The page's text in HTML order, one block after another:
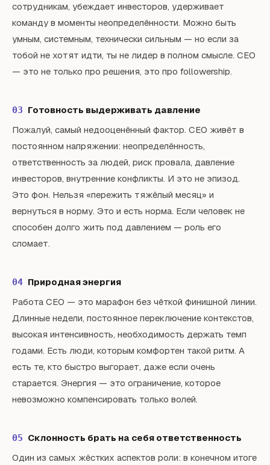
сотрудникам, убеждает инвесторов, удерживает
команду в моменты неопределённости. Можно быть
умным, системным, технически сильным — но если за
тобой не хотят идти, ты не лидер в полном смысле. CEO
— это не только про решения, это про followership.
03 Готовность выдерживать давление
Пожалуй, самый недооценённый фактор. CEO живёт в
постоянном напряжении: неопределённость,
ответственность за людей, риск провала, давление
инвесторов, внутренние конфликты. И это не эпизод.
Это фон. Нельзя «пережить тяжёлый месяц» и
вернуться в норму. Это и есть норма. Если человек не
способен долго жить под давлением — роль его
сломает.
04 Природная энергия
Работа CEO — это марафон без чёткой финишной линии.
Длинные недели, постоянное переключение контекстов,
высокая интенсивность, необходимость держать темп
годами. Есть люди, которым комфортен такой ритм. А
есть те, кто быстро выгорает, даже если очень
старается. Энергия — это ограничение, которое
невозможно компенсировать только волей.
05 Склонность брать на себя ответственность
Один из самых жёстких аспектов роли: в конечном итоге